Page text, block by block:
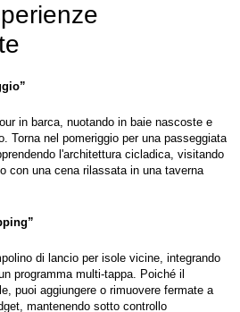
in barca, nuotando in baie nascoste e
Torna nel pomeriggio per una passeggiata
l'architettura cicladica, visitando
con una cena rilassata in una taverna
di lancio per isole vicine, integrando
programma multi-tappa. Poiché il
puoi aggiungere o rimuovere fermate a
mantenendo sotto controllo